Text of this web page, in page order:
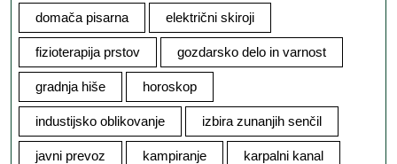
domača pisarna električni skiroji
fizioterapija prstov gozdarsko delo in varnost
gradnja hiše horoskop
industijsko oblikovanje izbira zunanjih senčil
javni prevoz kampiranje karpalni kanal